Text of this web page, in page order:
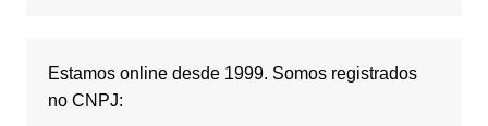
Estamos online desde 1999. Somos registrados
no CNPJ: